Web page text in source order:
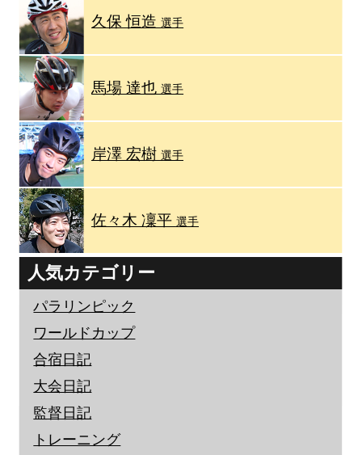
久保 恒造選手
馬場 達也選手
岸澤 宏樹選手
佐々木 凜平 選手
人気カテゴリー
パラリンピック
ワールドカップ
合宿日記
大会日記
監督日記
トレーニング